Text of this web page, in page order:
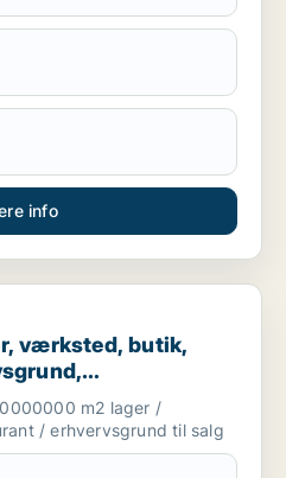
info
butik, restaurant,
værksted, butik,
eller garage til
eller Roskilde m.fl.
m2 lager /
/ erhvervsgrund til salg